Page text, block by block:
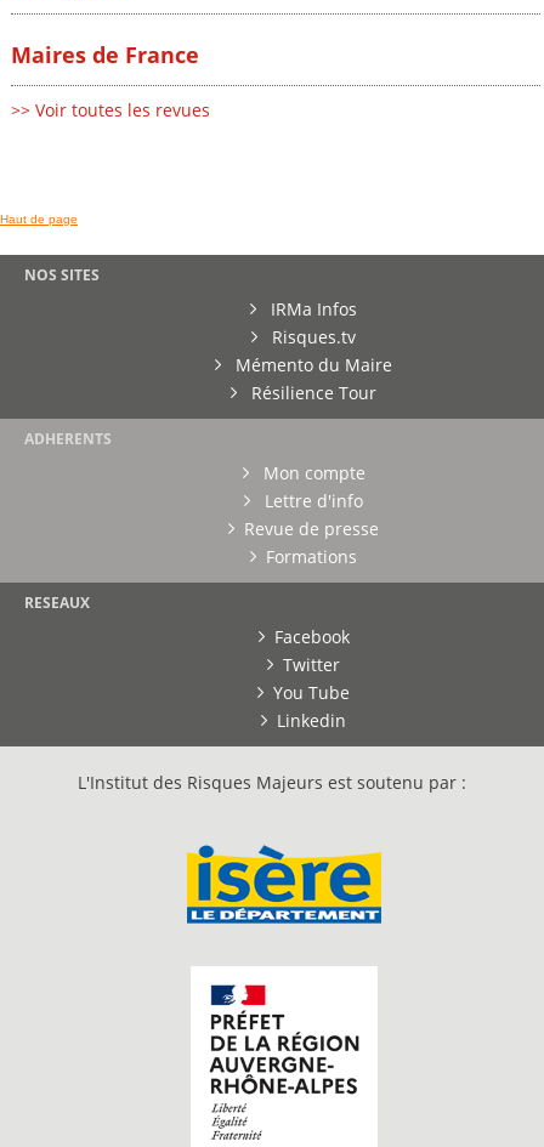
Maires de France
>> Voir toutes les revues
Haut de page
NOS SITES
IRMa Infos
Risques.tv
Mémento du Maire
Résilience Tour
ADHERENTS
Mon compte
Lettre d'info
Revue de presse
Formations
RESEAUX
Facebook
Twitter
You Tube
Linkedin
L'Institut des Risques Majeurs est soutenu par :